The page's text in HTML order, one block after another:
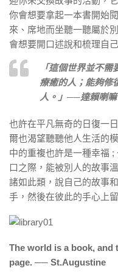
你會想要拿起一本書開始
來、席地而坐聽一聽屬於
會想要開口述說和梳理自
「這個世界並不
療癒的人；能夠修
人。」──達賴喇嘛
也許在平凡無奇的日復一
爾也渴望聽聽他人生活的
中的重複也許是一種幸福
口之際，能被別人的故事
諸如此類，說自己的故事
手，然後在彼此的手心上
The world is a book, and
page. ── St.Augustine